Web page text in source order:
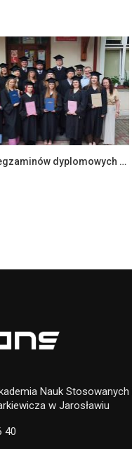
Zakończenie egzaminów dyplomowych na Wydziale Ekonomii i Zarządzania
Nauk Stosowanych
w Jarosławiu
40